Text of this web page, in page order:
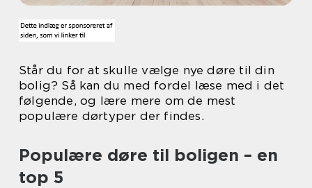
Står du for at skulle vælge nye døre til din
bolig? Så kan du med fordel læse med i det
følgende, og lære mere om de mest
populære dørtyper der findes.
Populære døre til boligen – en
top 5